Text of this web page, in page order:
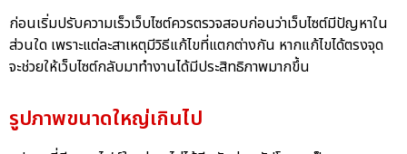
ก่อนเริ่มปรับความเร็วเว็บไซต์ควรตรวจสอบก่อนว่าเว็บไซต์มีปัญหาใน
ส่วนใด เพราะแต่ละสาเหตุมีวิธีแก้ไขที่แตกต่างกัน หากแก้ไขได้ตรงจุด
จะช่วยให้เว็บไซต์กลับมาทำงานได้มีประสิทธิภาพมากขึ้น
รูปภาพขนาดใหญ่เกินไป